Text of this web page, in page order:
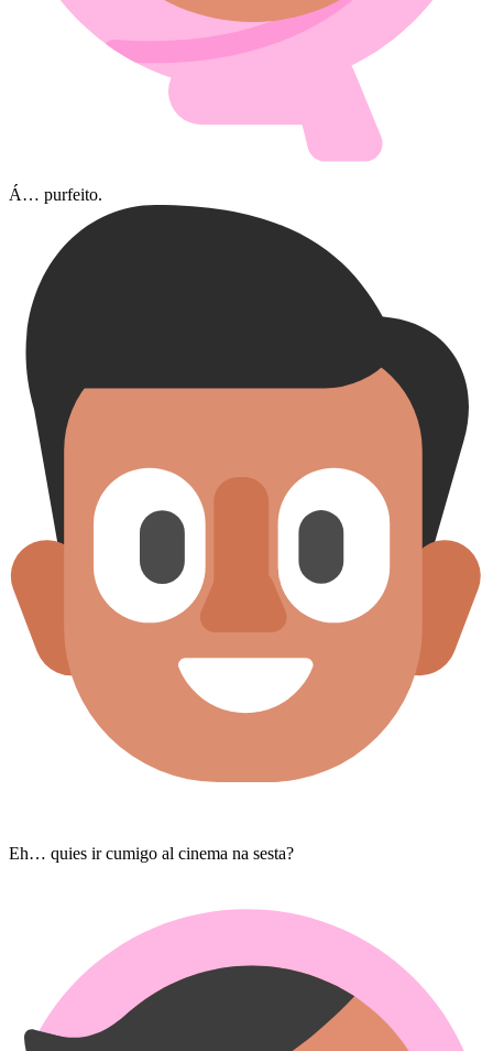
Á… purfeito.
Eh… quies ir cumigo al cinema na sesta?